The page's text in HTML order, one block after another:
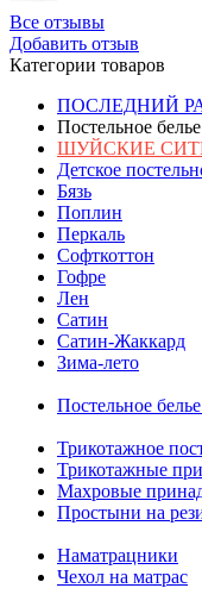
Все отзывы
Добавить отзыв
Категории товаров
ПОСЛЕДНИЙ
Постельное белье
ШУЙСКИЕ
Детское
Бязь
Поплин
Перкаль
Софткоттон
Гофре
Лен
Сатин
Сатин-Жаккард
Зима-лето
Постельное
Трикотажное
Трикотажные
Махровые
Простыни на
Наматрацники
Чехол на матрас